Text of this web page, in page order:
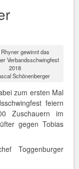
gewinnt das
Verbandsschwingfest
2018
Schönenberger
zum ersten Mal
feiern
Zuschauern im
gegen Tobias
Toggenburger